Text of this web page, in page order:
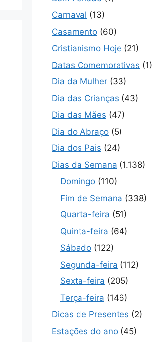
Carnaval (13)
Casamento (60)
Cristianismo Hoje (21)
Datas Comemorativas (1)
Dia da Mulher (33)
Dia das Crianças (43)
Dia das Mães (47)
Dia do Abraço (5)
Dia dos Pais (24)
Dias da Semana (1.138)
Domingo (110)
Fim de Semana (338)
Quarta-feira (51)
Quinta-feira (64)
Sábado (122)
Segunda-feira (112)
Sexta-feira (205)
Terça-feira (146)
Dicas de Presentes (2)
Estações do ano (45)